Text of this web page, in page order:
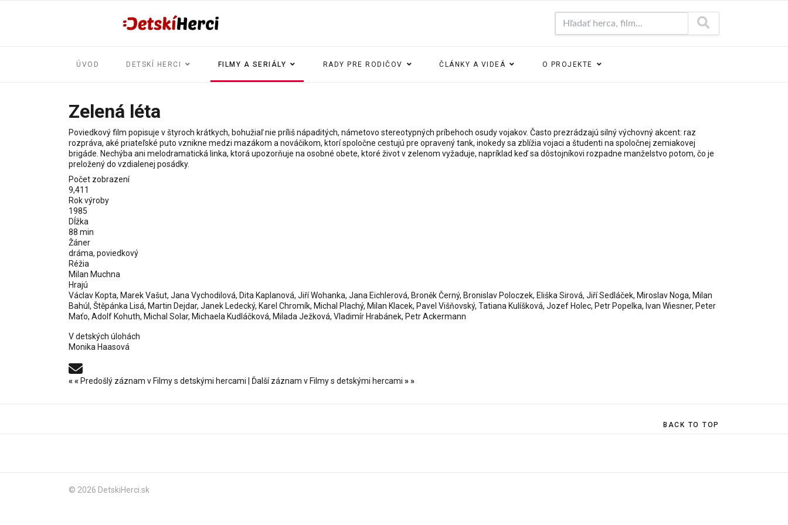
ÚVOD DETSKÍ HERCI FILMY A SERIÁLY RADY PRE RODIČOV ČLÁNKY A VIDEÁ O PROJEKTE
Zelená léta
Poviedkový film popisuje v štyroch krátkych, bohužiaľ nie príliš nápaditých, námetovo stereotypných príbehoch osudy vojakov. Často prezrádzajú silný výchovný akcent: raz
rozpráva, aké priateľské puto vznikne medzi mazákom a nováčikom, ktorí spoločne cestujú pre opravený tank, inokedy sa zblížia vojaci a študenti na spoločnej zemiakovej
brigáde. Nechýba ani melodramatická linka, ktorá upozorňuje na osobné obete, ktoré život v zelenom vyžaduje, napríklad keď sa dôstojníkovi rozpadne manželstvo potom, čo je
preložený do vzdialenej posádky.
Počet zobrazení
9,411
Rok výroby
1985
Dĺžka
88 min
Žáner
dráma, poviedkový
Réžia
Milan Muchna
Hrajú
Václav Kopta, Marek Vašut, Jana Vychodilová, Dita Kaplanová, Jiří Wohanka, Jana Eichlerová, Broněk Černý, Bronislav Poloczek, Eliška Sirová, Jiří Sedláček, Miroslav Noga, Milan
Bahúl, Štěpánka Lisá, Martin Dejdar, Janek Ledecký, Karel Chromík, Michal Plachý, Milan Klacek, Pavel Višňovský, Tatiana Kulíšková, Jozef Holec, Petr Popelka, Ivan Wiesner, Peter
Maťo, Adolf Kohuth, Michal Solar, Michaela Kudláčková, Milada Ježková, Vladimír Hrabánek, Petr Ackermann
V detských úlohách
Monika Haasová
«« Predošlý záznam v Filmy s detskými hercami Ďalší záznam v Filmy s detskými hercami »»
BACK TO TOP
© 2026 DetskiHerci.sk